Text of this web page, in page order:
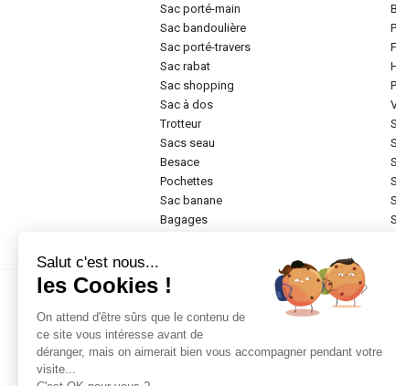
sac porté-main
sac bandoulière
sac porté-travers
sac rabat
sac shopping
sac à dos
trotteur
sacs seau
besace
pochettes
sac banane
bagages
Marques
chesterfield brand
abro
Salut c'est nous...
les Cookies !
On attend d'être sûrs que le contenu de
ce site vous intéresse avant de
déranger, mais on aimerait bien vous accompagner pendant votre
visite...